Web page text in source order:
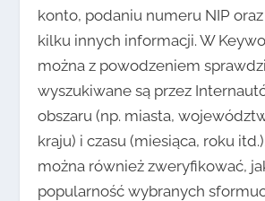
konto, podaniu numeru NIP
kilku innych informacji. W
można z powodzeniem
wyszukiwane są przez
obszaru (np. miasta,
kraju) i czasu (miesiąca, roku
można również zweryfikować,
popularność wybranych